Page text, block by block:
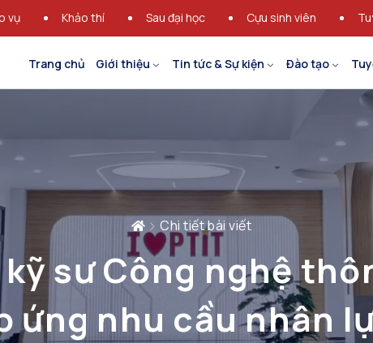
vụ Khảo thí Sau đại học Cựu sinh viên
Trang chủ Giới thiệu Tin tức & Sự kiện Đào tạo
Chi tiết bài viết
sư Công nghệ
ứng nhu cầu nhân